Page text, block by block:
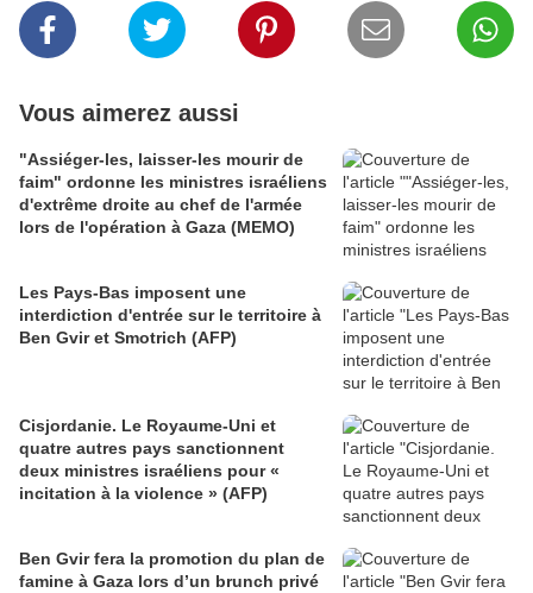
Vous aimerez aussi
"Assiéger-les, laisser-les mourir de
faim" ordonne les ministres israéliens
d'extrême droite au chef de l'armée
lors de l'opération à Gaza (MEMO)
Les Pays-Bas imposent une
interdiction d'entrée sur le territoire à
Ben Gvir et Smotrich (AFP)
Cisjordanie. Le Royaume-Uni et
quatre autres pays sanctionnent
deux ministres israéliens pour «
incitation à la violence » (AFP)
Ben Gvir fera la promotion du plan de
famine à Gaza lors d’un brunch privé